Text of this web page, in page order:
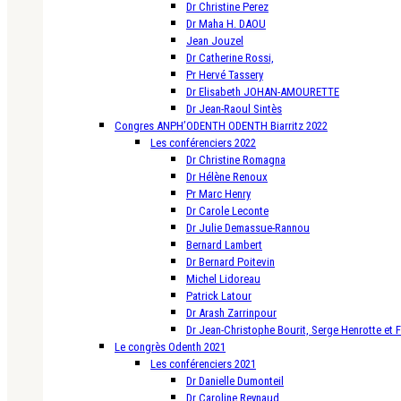
Dr Christine Perez
Dr Maha H. DAOU
Jean Jouzel
Dr Catherine Rossi,
Pr Hervé Tassery
Dr Elisabeth JOHAN-AMOURETTE
Dr Jean-Raoul Sintès
Congres ANPH’ODENTH ODENTH Biarritz 2022
Les conférenciers 2022
Dr Christine Romagna
Dr Hélène Renoux
Pr Marc Henry
Dr Carole Leconte
Dr Julie Demassue-Rannou
Bernard Lambert
Dr Bernard Poitevin
Michel Lidoreau
Patrick Latour
Dr Arash Zarrinpour
Dr Jean-Christophe Bourit, Serge Henrotte et
Le congrès Odenth 2021
Les conférenciers 2021
Dr Danielle Dumonteil
Dr Caroline Reynaud